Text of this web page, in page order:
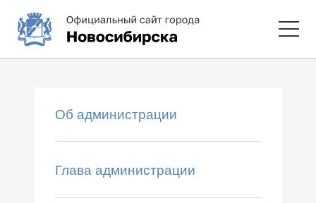
Об администрации
Глава администрации